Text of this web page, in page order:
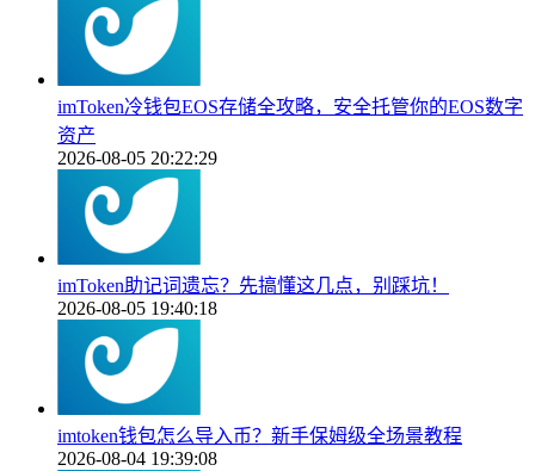
imToken冷钱包EOS存储全攻略，安全托管你的EOS数字
资产
2026-08-05 20:22:29
imToken助记词遗忘？先搞懂这几点，别踩坑！
2026-08-05 19:40:18
imtoken钱包怎么导入币？新手保姆级全场景教程
2026-08-04 19:39:08